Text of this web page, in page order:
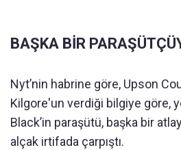
BAŞKA BİR
Nyt’nin habrine göre, Upson
Kilgore'un verdiği bilgiye göre,
Black’in paraşütü, başka bir
alçak irtifada çarpıştı.